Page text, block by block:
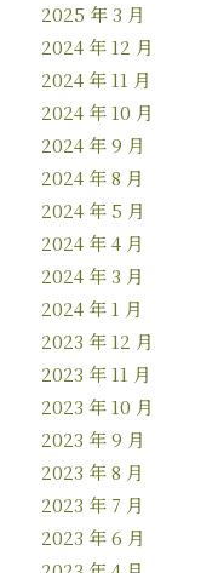
2025 年 3 月
2024 年 12 月
2024 年 11 月
2024 年 10 月
2024 年 9 月
2024 年 8 月
2024 年 5 月
2024 年 4 月
2024 年 3 月
2024 年 1 月
2023 年 12 月
2023 年 11 月
2023 年 10 月
2023 年 9 月
2023 年 8 月
2023 年 7 月
2023 年 6 月